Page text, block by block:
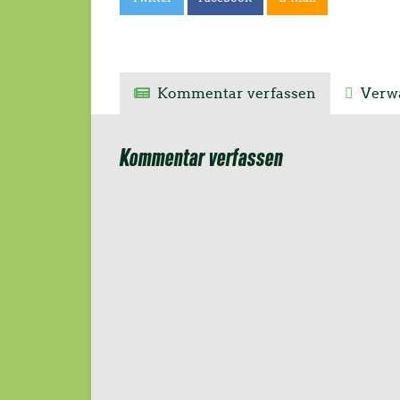
Kommentar verfassen
Kommentar verfassen